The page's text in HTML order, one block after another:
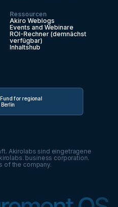
Ressourcen
Akiro Weblogs
Events and Webinare
ROI-Rechner (demnächst
verfügbar)
Inhaltshub
for regional
Akirolabs sind eingetragene
business corporation.
of the company.